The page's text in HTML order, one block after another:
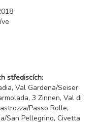
střediscích:
Val Gardena/Seiser
3 Zinnen, Val di
Passo Rolle,
San Pellegrino, Civetta